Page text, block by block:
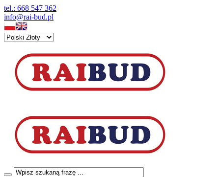
tel.: 668 547 362
info@rai-bud.pl